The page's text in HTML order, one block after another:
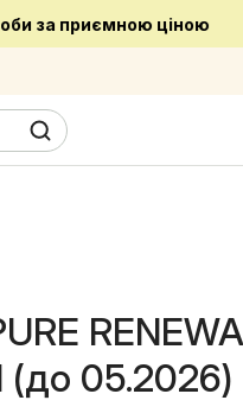
ціною
(до 05.2026)